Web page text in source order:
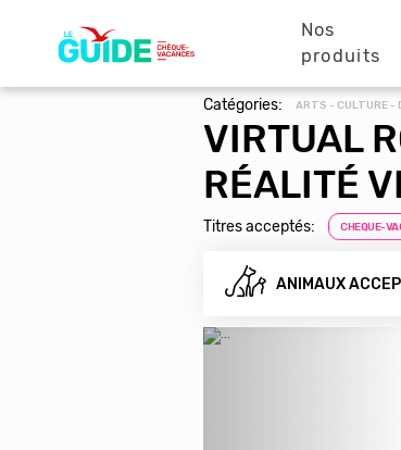
principale
Nos
produits
Catégories: ARTS - CULTURE -
VIRTUAL
RÉALITÉ
Titres acceptés: CHEQUE-
ANIMAUX